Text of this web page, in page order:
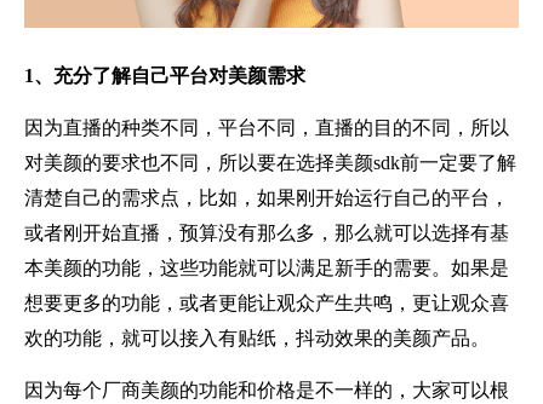
1、充分了解自己平台对美颜需求
因为直播的种类不同，平台不同，直播的目的不同，所以
对美颜的要求也不同，所以要在选择美颜sdk前一定要了解
清楚自己的需求点，比如，如果刚开始运行自己的平台，
或者刚开始直播，预算没有那么多，那么就可以选择有基
本美颜的功能，这些功能就可以满足新手的需要。如果是
想要更多的功能，或者更能让观众产生共鸣，更让观众喜
欢的功能，就可以接入有贴纸，抖动效果的美颜产品。
因为每个厂商美颜的功能和价格是不一样的，大家可以根